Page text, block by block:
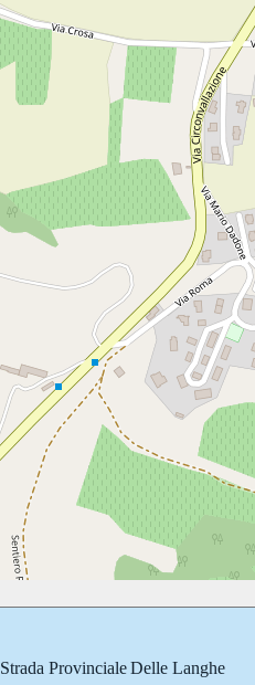
Strada Provinciale Delle Langhe